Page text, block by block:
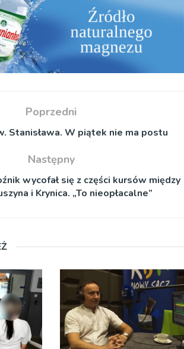
Poprzedni
Stanisława. W piątek nie ma postu
Następny
wycofał się z części kursów między
i Krynica. „To nieopłacalne”